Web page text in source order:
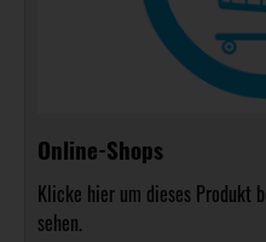
Online-Shops
Klicke hier um dieses Produkt
sehen.